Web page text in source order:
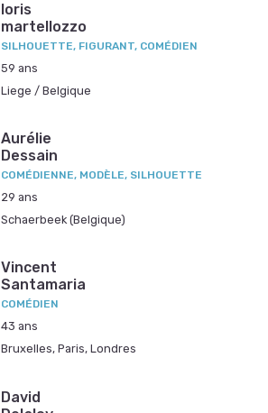
loris
martellozzo
SILHOUETTE, FIGURANT, COMÉDIEN
59 ans
Liege / Belgique
Aurélie
Dessain
COMÉDIENNE, MODÈLE, SILHOUETTE
29 ans
Schaerbeek (Belgique)
Vincent
Santamaria
COMÉDIEN
43 ans
Bruxelles, Paris, Londres
David